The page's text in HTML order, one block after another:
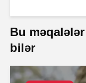
Bu
bilər